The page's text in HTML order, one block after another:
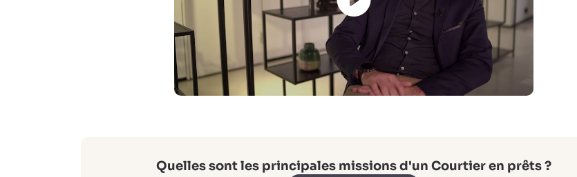
Quelles sont les principales missions d'un Courtier en prêts ?